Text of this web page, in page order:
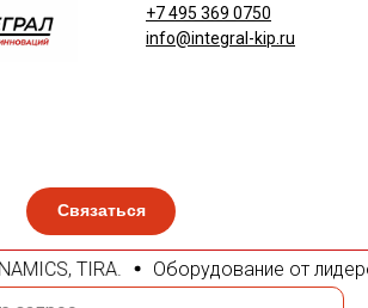
Связаться
+7 495 369 0750
info@integral-kip.ru
TIRA. Оборудование от